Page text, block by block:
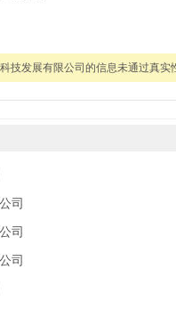
技发展有限公司的信息未通过真
司
司
司